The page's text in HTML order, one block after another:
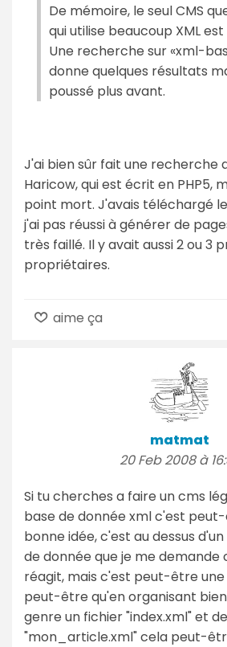
De mémoire, le seul CMS
qui utilise beaucoup XML est
Une recherche sur «xml-
donne quelques résultats
poussé plus avant.
J'ai bien sûr fait une recherche
Haricow, qui est écrit en PHP5,
point mort. J'avais téléchargé
j'ai pas réussi à générer de
très faillé. Il y avait aussi 2 ou 3
propriétaires.
aime ça
matmat
20 Feb 2008 à
Si tu cherches a faire un cms
base de donnée xml c'est
bonne idée, c'est au dessus
de donnée que je me
réagit, mais c'est peut-être une
peut-être qu'en organisant
genre un fichier "index.xml" et
"mon_article.xml" cela peut-